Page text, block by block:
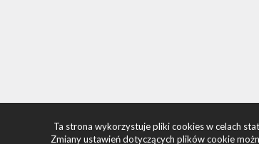
Ta strona wykorzystuje pliki cookies w celach
Zmiany ustawień dotyczących plików cookie